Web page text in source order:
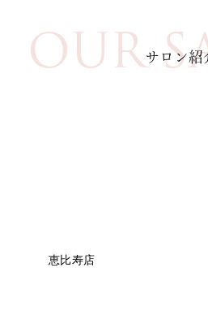
OURサロン紹
恵比寿店